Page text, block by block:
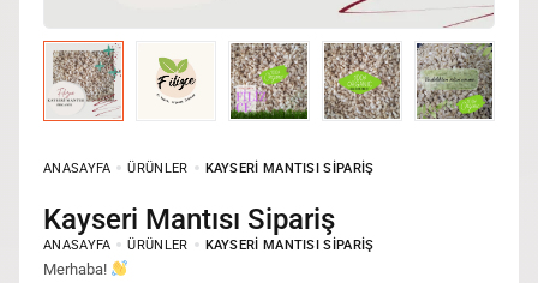
ANASAYFA ÜRÜNLER KAYSERI MANTISI SIPARIŞ
Kayseri Mantısı Sipariş
ANASAYFA ÜRÜNLER KAYSERI MANTISI SIPARIŞ
Merhaba!